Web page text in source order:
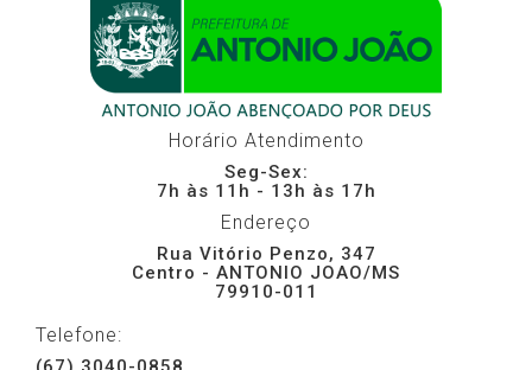
Horário Atendimento
Seg-Sex:
7h às 11h - 13h às 17h
Endereço
Rua Vitório Penzo, 347
Centro - ANTONIO JOAO/MS
79910-011
Telefone: